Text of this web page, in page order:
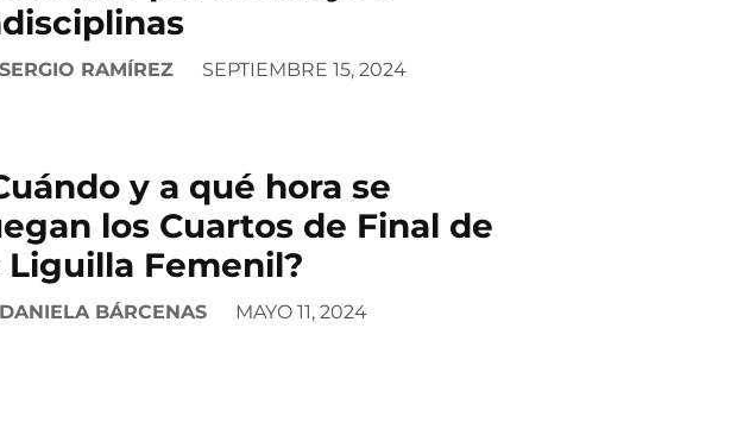
SERGIO RAMÍREZ SEPTIEMBRE 15, 2024
y a qué hora se
los Cuartos de Final de
Liguilla Femenil?
DANIELA BÁRCENAS MAYO 11, 2024